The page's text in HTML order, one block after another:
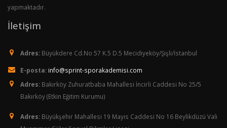
yapmaktadır.
İletişim
Adres: Büyükdere Cd.No 57 K.5 D.5 Mecidiyeköy/Şişli/İstanbul
E-posta: info@sprint-sporakademisi.com
Adres: Bakırköy Zuhuratbaba Mahallesi İncirli Caddesi No 25/5
Bakırköy (Etkin Eğitim Kurumu)
Adres: Büyükşehir Mahallesi 19 Mayıs Caddesi No 16 Beylikdüzü Vali